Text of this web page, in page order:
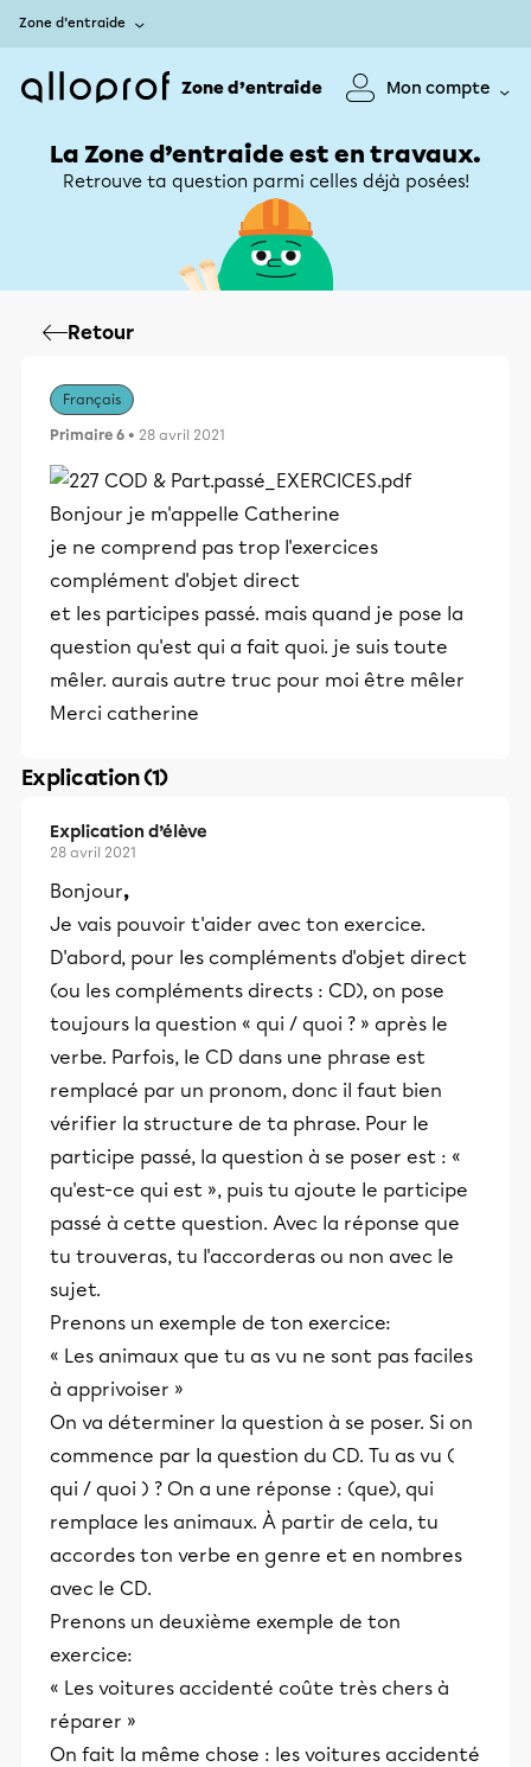
Zone d’entraide
Zone d’entraide Mon compte
La Zone d’entraide est en travaux.
Retrouve ta question parmi celles déjà posées!
Retour
Français
Primaire 6 • 28 avril 2021
Bonjour je m'appelle Catherine
je ne comprend pas trop l'exercices
complément d'objet direct
et les participes passé. mais quand je pose la
question qu'est qui a fait quoi. je suis toute
mêler. aurais autre truc pour moi être mêler
Merci catherine
Explication (1)
Explication d’élève
28 avril 2021
Bonjour,
Je vais pouvoir t'aider avec ton exercice.
D'abord, pour les compléments d'objet direct
(ou les compléments directs : CD), on pose
toujours la question « qui / quoi ? » après le
verbe. Parfois, le CD dans une phrase est
remplacé par un pronom, donc il faut bien
vérifier la structure de ta phrase. Pour le
participe passé, la question à se poser est : «
qu'est-ce qui est », puis tu ajoute le participe
passé à cette question. Avec la réponse que
tu trouveras, tu l'accorderas ou non avec le
sujet.
Prenons un exemple de ton exercice:
« Les animaux que tu as vu ne sont pas faciles
à apprivoiser »
On va déterminer la question à se poser. Si on
commence par la question du CD. Tu as vu (
qui / quoi ) ? On a une réponse : (que), qui
remplace les animaux. À partir de cela, tu
accordes ton verbe en genre et en nombres
avec le CD.
Prenons un deuxième exemple de ton
exercice:
« Les voitures accidenté coûte très chers à
réparer »
On fait la même chose : les voitures accidenté